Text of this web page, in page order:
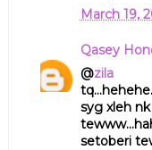
March 19,
Qasey
@zila
syg xleh
setoberi